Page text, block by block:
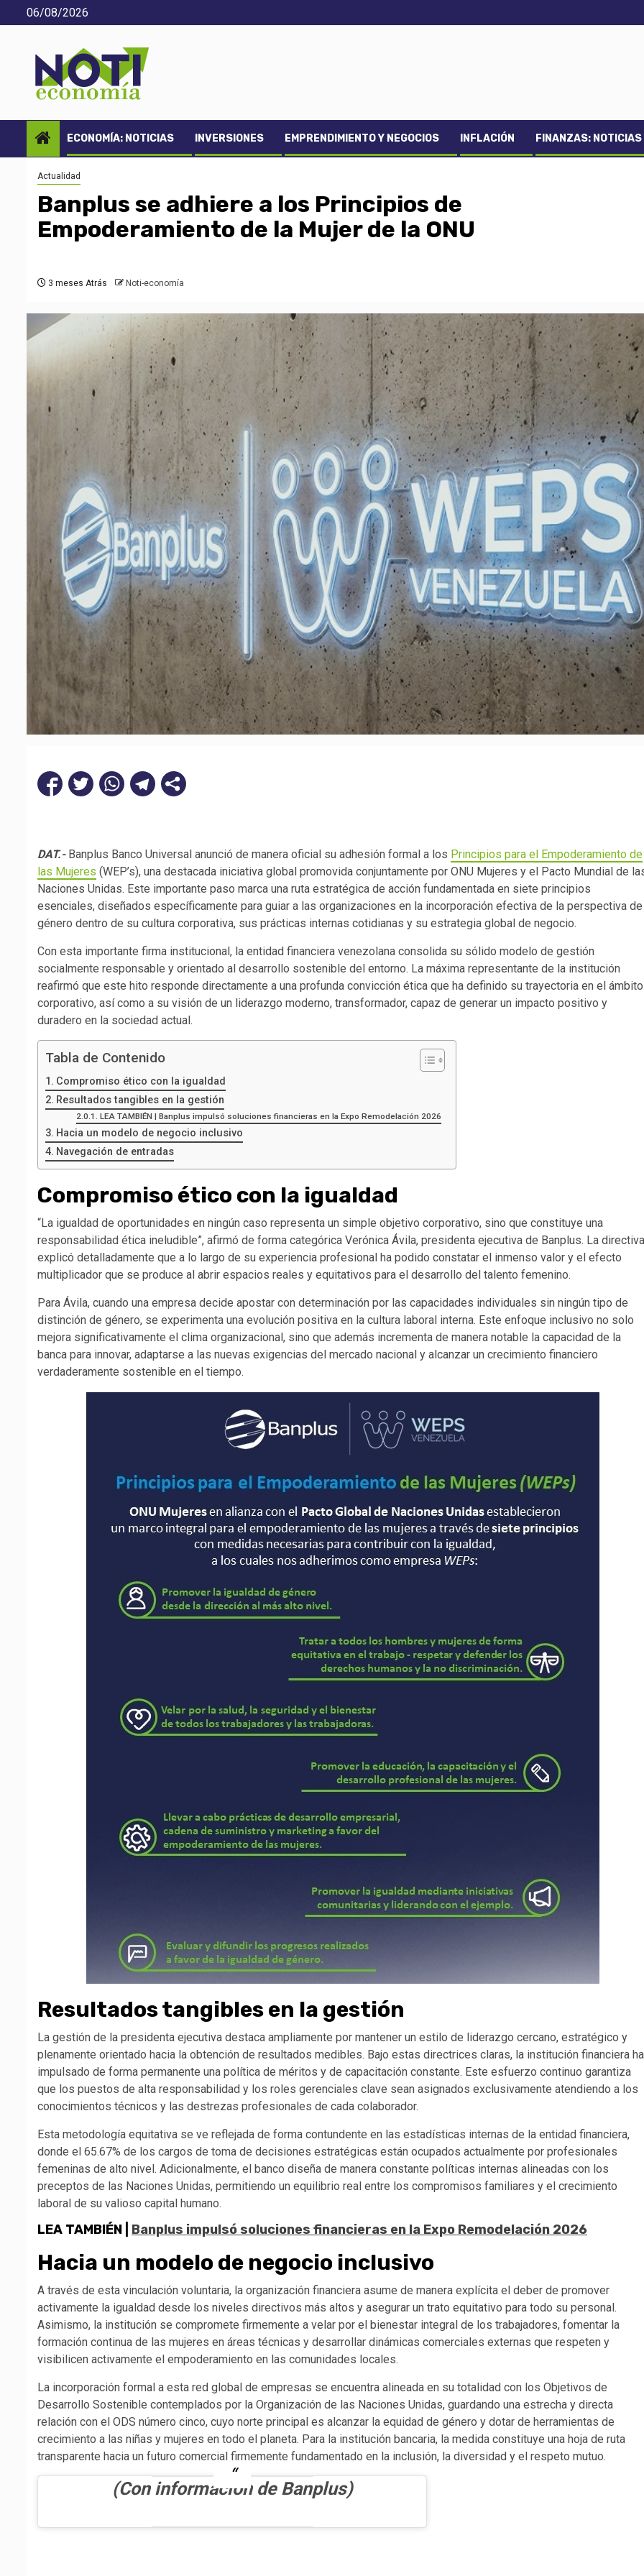
Saltar
al
06/08/2026
ECONOMÍA: NOTICIAS INVERSIONES EMPRENDIMIENTO Y NEGOCIOS INFLACIÓN FINANZAS:
Actualidad
Banplus se adhiere a los Principios de
Empoderamiento de la Mujer de la ONU
3 meses Atrás Noti-economía
DAT.-Banplus Banco Universal anunció de manera oficial su adhesión formal a los Principios para el Empoderamiento de
las Mujeres (WEP’s), una destacada iniciativa global promovida conjuntamente por ONU Mujeres y el Pacto Mundial de
Naciones Unidas. Este importante paso marca una ruta estratégica de acción fundamentada en siete principios
esenciales, diseñados específicamente para guiar a las organizaciones en la incorporación efectiva de la perspectiva de
género dentro de su cultura corporativa, sus prácticas internas cotidianas y su estrategia global de negocio.
Con esta importante firma institucional, la entidad financiera venezolana consolida su sólido modelo de gestión
socialmente responsable y orientado al desarrollo sostenible del entorno. La máxima representante de la institución
reafirmó que este hito responde directamente a una profunda convicción ética que ha definido su trayectoria en el ámbito
corporativo, así como a su visión de un liderazgo moderno, transformador, capaz de generar un impacto positivo y
duradero en la sociedad actual.
Tabla de Contenido
Compromiso ético con la igualdad
Resultados tangibles en la gestión
LEA TAMBIÉN | Banplus impulsó soluciones financieras en la Expo Remodelación 2026
Hacia un modelo de negocio inclusivo
Navegación de entradas
Compromiso ético con la igualdad
“La igualdad de oportunidades en ningún caso representa un simple objetivo corporativo, sino que constituye una
responsabilidad ética ineludible”, afirmó de forma categórica Verónica Ávila, presidenta ejecutiva de Banplus. La directiva
explicó detalladamente que a lo largo de su experiencia profesional ha podido constatar el inmenso valor y el efecto
multiplicador que se produce al abrir espacios reales y equitativos para el desarrollo del talento femenino.
Para Ávila, cuando una empresa decide apostar con determinación por las capacidades individuales sin ningún tipo de
distinción de género, se experimenta una evolución positiva en la cultura laboral interna. Este enfoque inclusivo no solo
mejora significativamente el clima organizacional, sino que además incrementa de manera notable la capacidad de la
banca para innovar, adaptarse a las nuevas exigencias del mercado nacional y alcanzar un crecimiento financiero
verdaderamente sostenible en el tiempo.
Resultados tangibles en la gestión
La gestión de la presidenta ejecutiva destaca ampliamente por mantener un estilo de liderazgo cercano, estratégico y
plenamente orientado hacia la obtención de resultados medibles. Bajo estas directrices claras, la institución financiera ha
impulsado de forma permanente una política de méritos y de capacitación constante. Este esfuerzo continuo garantiza
que los puestos de alta responsabilidad y los roles gerenciales clave sean asignados exclusivamente atendiendo a los
conocimientos técnicos y las destrezas profesionales de cada colaborador.
Esta metodología equitativa se ve reflejada de forma contundente en las estadísticas internas de la entidad financiera,
donde el 65.67% de los cargos de toma de decisiones estratégicas están ocupados actualmente por profesionales
femeninas de alto nivel. Adicionalmente, el banco diseña de manera constante políticas internas alineadas con los
preceptos de las Naciones Unidas, permitiendo un equilibrio real entre los compromisos familiares y el crecimiento
laboral de su valioso capital humano.
LEA TAMBIÉN | Banplus impulsó soluciones financieras en la Expo Remodelación 2026
Hacia un modelo de negocio inclusivo
A través de esta vinculación voluntaria, la organización financiera asume de manera explícita el deber de promover
activamente la igualdad desde los niveles directivos más altos y asegurar un trato equitativo para todo su personal.
Asimismo, la institución se compromete firmemente a velar por el bienestar integral de los trabajadores, fomentar la
formación continua de las mujeres en áreas técnicas y desarrollar dinámicas comerciales externas que respeten y
visibilicen activamente el empoderamiento en las comunidades locales.
La incorporación formal a esta red global de empresas se encuentra alineada en su totalidad con los Objetivos de
Desarrollo Sostenible contemplados por la Organización de las Naciones Unidas, guardando una estrecha y directa
relación con el ODS número cinco, cuyo norte principal es alcanzar la equidad de género y dotar de herramientas de
crecimiento a las niñas y mujeres en todo el planeta. Para la institución bancaria, la medida constituye una hoja de ruta
transparente hacia un futuro comercial firmemente fundamentado en la inclusión, la diversidad y el respeto mutuo.
(Con información de Banplus)
Navegación